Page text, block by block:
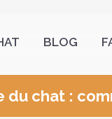
BLOG
du chat :